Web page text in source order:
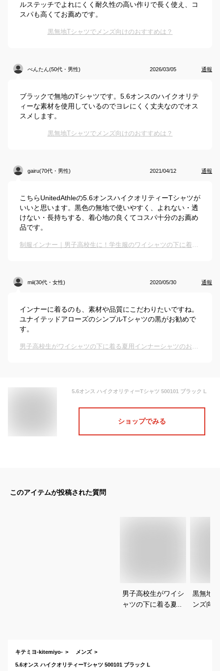
ルステッチでよれにくく耐久性の高い作りで長く使え、コ
スパも高くてお薦めです。
黒無地Tシャツでメンズ向けのおすすめは？
べんたん(50代・男性) 2026/03/05 通報
ブラックで無地のTシャツです。5.6オンスのハイクオリテ
ィーな素材を使用しているのでヨレにくく丈夫なのでオス
スメします。
黒無地Tシャツでメンズ向けのおすすめは？
gairu(70代・男性) 2021/04/12 通報
こちらUnitedAthleの5.6オンスハイクオリティーTシャツが
いいと思います。黒色の無地で使いやすく、よれない・透
けない・長持ちする、着心地の良くてコスパ十分のお薦め
品です。
制服インナー｜男子高校生に！学生服のワイシャツの下に着る無地Tシャツのおすすめは？
mii(30代・女性) 2020/05/30 通報
インナーに着るのも、素材や品質にこだわりたいですね。
ユナイテッドアローズのシンプルTシャツの黒がお勧めで
す。
男子高校生がワイシャツの下に着る夏用インナーシャツのおすすめは？
5.6オンス ハイクオリティーTシャツ 500101 ブラック L
ショップでみる
このアイテムが投稿された質問
男子高校生がワイシ
ャツの下に着る夏用
黒無地T
ンズ向
キテミヨ-kitemiyo- メンズ
5.6オンス ハイクオリティーTシャツ 500101 ブラック L